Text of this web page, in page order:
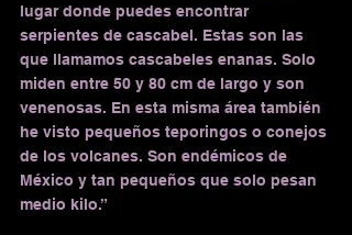
lugar donde puedes encontrar
serpientes de cascabel. Estas son las
que llamamos cascabeles enanas. Solo
miden entre 50 y 80 cm de largo y son
venenosas. En esta misma área también
he visto pequeños teporingos o conejos
de los volcanes. Son endémicos de
México y tan pequeños que solo pesan
medio kilo.”